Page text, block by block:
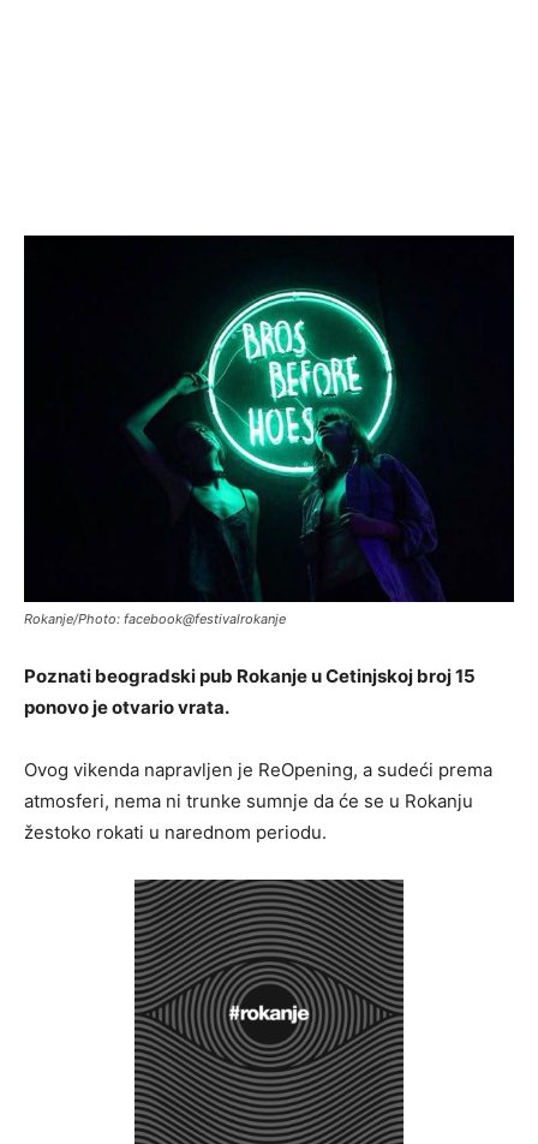
Rokanje/Photo: facebook@festivalrokanje
Poznati beogradski pub Rokanje u Cetinjskoj broj 15
ponovo je otvario vrata.
Ovog vikenda napravljen je ReOpening, a sudeći prema
atmosferi, nema ni trunke sumnje da će se u Rokanju
žestoko rokati u narednom periodu.